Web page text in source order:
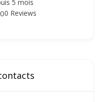
5 mois
00 Reviews